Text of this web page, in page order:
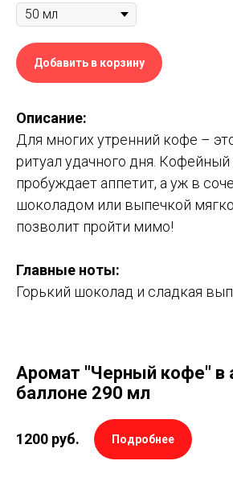
Добавить в корзину
Описание:
Для многих утренний кофе –
ритуал удачного дня.
пробуждает аппетит, а уж в
шоколадом или выпечкой
позволит пройти мимо!
Главные ноты:
Горький шоколад и сладкая
Аромат "Черный кофе" в
баллоне 290 мл
1200 руб. Подробнее